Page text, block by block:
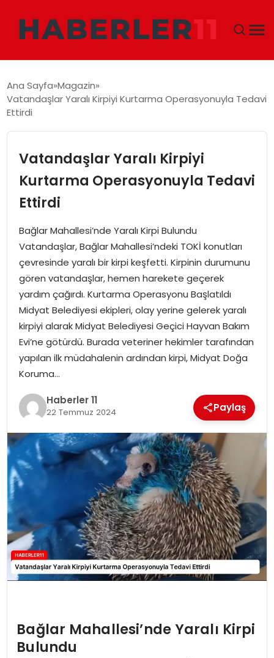
DÜNYA
TEKNOLOJI
EĞITIM
MAGAZIN
SPOR
YAŞAM
Ana Sayfa Magazin
Vatandaşlar Yaralı Kirpiyi Kurtarma Operasyonuyla Tedavi
Ettirdi
Vatandaşlar Yaralı Kirpiyi
Kurtarma Operasyonuyla Tedavi
Ettirdi
Bağlar Mahallesi’nde Yaralı Kirpi Bulundu
Vatandaşlar, Bağlar Mahallesi’ndeki TOKİ konutları
çevresinde yaralı bir kirpi keşfetti. Kirpinin durumunu
gören vatandaşlar, hemen harekete geçerek
yardım çağırdı. Kurtarma Operasyonu Başlatıldı
Midyat Belediyesi ekipleri, olay yerine gelerek yaralı
kirpiyi alarak Midyat Belediyesi Geçici Hayvan Bakım
Evi’ne götürdü. Burada veteriner hekimler tarafından
yapılan ilk müdahalenin ardından kirpi, Midyat Doğa
Koruma…
Haberler 11
22 Temmuz 2024 Paylaş
Bağlar Mahallesi’nde Yaralı Kirpi
Bulundu